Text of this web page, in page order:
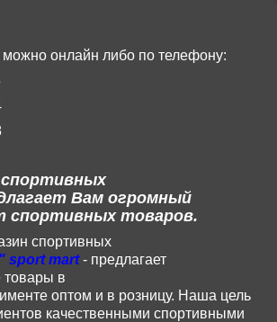
онлайн либо по телефону:
спортивных
Вам огромный
спортивных товаров.
спортивных
" sport mart - предлагает
товары в
оптом и в розницу. Наша цель
качественными спортивными